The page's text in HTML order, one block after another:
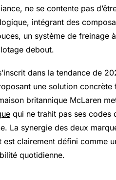
ne se contente pas
intégrant des
un système de freinage
debout.
dans la tendance de
une solution
britannique McLaren
qui ne trahit pas ses codes
La synergie des deux
est clairement défini comme
quotidienne.